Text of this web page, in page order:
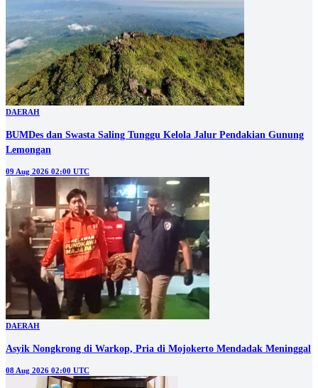
DAERAH
BUMDes dan Swasta Saling Tunggu Kelola Jalur Pendakian Gunung
Lemongan
09 Aug 2026 02:00 UTC
DAERAH
Asyik Nongkrong di Warkop, Pria di Mojokerto Mendadak Meninggal
08 Aug 2026 02:00 UTC